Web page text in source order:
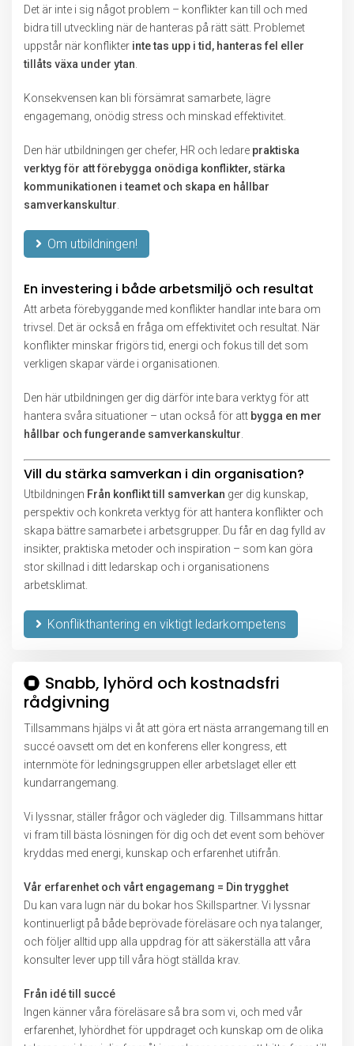
Det är inte i sig något problem – konflikter kan till och med
bidra till utveckling när de hanteras på rätt sätt. Problemet
uppstår när konflikter inte tas upp i tid, hanteras fel eller
tillåts växa under ytan
Konsekvensen kan bli försämrat samarbete, lägre
engagemang, onödig stress och minskad effektivitet.
Den här utbildningen ger chefer, HR och ledare praktiska
verktyg för att förebygga onödiga konflikter, stärka
kommunikationen i teamet och skapa en hållbar
samverkanskultur
Om utbildningen!
En investering i både arbetsmiljö och resultat
Att arbeta förebyggande med konflikter handlar inte bara om
trivsel. Det är också en fråga om effektivitet och resultat. När
konflikter minskar frigörs tid, energi och fokus till det som
verkligen skapar värde i organisationen.
Den här utbildningen ger dig därför inte bara verktyg för att
hantera svåra situationer – utan också för att bygga en mer
hållbar och fungerande samverkanskultur
Vill du stärka samverkan i din organisation?
Utbildningen Från konflikt till samverkan ger dig kunskap,
perspektiv och konkreta verktyg för att hantera konflikter och
skapa bättre samarbete i arbetsgrupper. Du får en dag fylld av
insikter, praktiska metoder och inspiration – som kan göra
stor skillnad i ditt ledarskap och i organisationens
arbetsklimat.
Konflikthantering en viktigt ledarkompetens
Snabb, lyhörd och kostnadsfri
rådgivning
Tillsammans hjälps vi åt att göra ert nästa arrangemang till en
succé oavsett om det en konferens eller kongress, ett
internmöte för ledningsgruppen eller arbetslaget eller ett
kundarrangemang.
Vi lyssnar, ställer frågor och vägleder dig. Tillsammans hittar
vi fram till bästa lösningen för dig och det event som behöver
kryddas med energi, kunskap och erfarenhet utifrån.
Vår erfarenhet och vårt engagemang = Din trygghet
Du kan vara lugn när du bokar hos Skillspartner. Vi lyssnar
kontinuerligt på både beprövade föreläsare och nya talanger,
och följer alltid upp alla uppdrag för att säkerställa att våra
konsulter lever upp till våra högt ställda krav.
Från idé till succé
Ingen känner våra föreläsare så bra som vi, och med vår
erfarenhet, lyhördhet för uppdraget och kunskap om de olika